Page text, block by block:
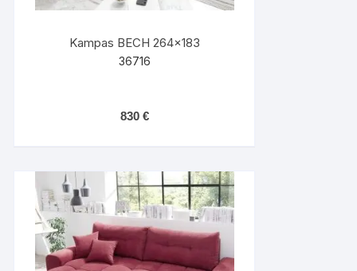
Kampas BECH 264×183
36716
830 €